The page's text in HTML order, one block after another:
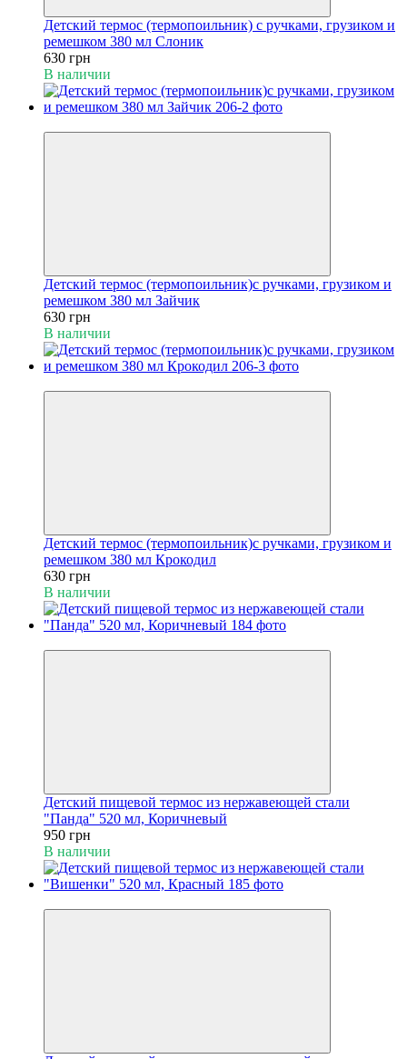
Детский термос (термопоильник) с ручками, грузиком и
ремешком 380 мл Слоник
630 грн
В наличии
Детский термос (термопоильник)с ручками, грузиком и
ремешком 380 мл Зайчик
630 грн
В наличии
Детский термос (термопоильник)с ручками, грузиком и
ремешком 380 мл Крокодил
630 грн
В наличии
Детский пищевой термос из нержавеющей стали
"Панда" 520 мл, Коричневый
950 грн
В наличии